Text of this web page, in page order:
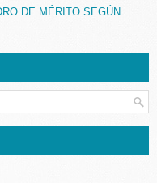
DE MÉRITO SEGÚN